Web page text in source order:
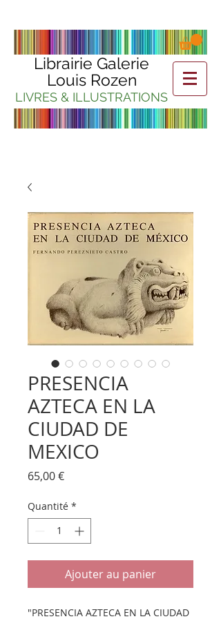
Librairie Galerie
Louis Rozen
LIVRES & ILLUSTRATIONS
PRESENCIA
AZTECA EN LA
CIUDAD DE
MEXICO
65,00 €Prix
Quantité *
Ajouter au panier
"PRESENCIA AZTECA EN LA CIUDAD